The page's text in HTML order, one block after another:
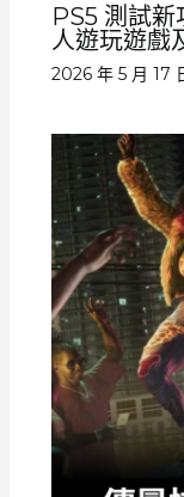
PS5 測試
人遊玩遊戲
2026 年 5 月 17